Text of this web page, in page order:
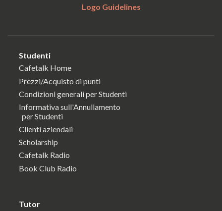
Logo Guidelines
Studenti
Cafetalk Home
Prezzi/Acquisto di punti
Condizioni generali per Studenti
Informativa sull'Annullamento
per Studenti
Clienti aziendali
Scholarship
Cafetalk Radio
Book Club Radio
Tutor